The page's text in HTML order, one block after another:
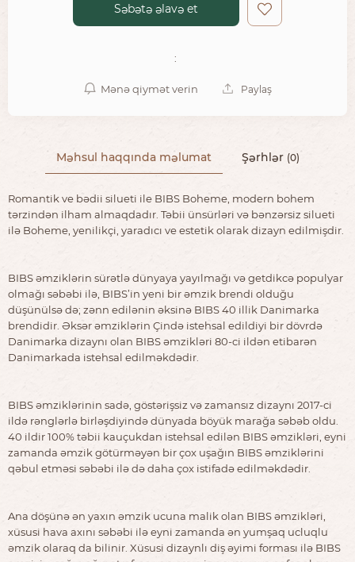
Səbətə əlavə et
:
Mənə qiymət verin Paylaş
Məhsul haqqında məlumat Şərhlər (0)
Romantik ve bədii silueti ile BIBS Boheme, modern bohem
tərzindən ilham almaqdadır. Təbii ünsürləri və bənzərsiz silueti
ilə Boheme, yenilikçi, yaradıcı ve estetik olarak dizayn edilmişdir.
BIBS əmziklərin sürətlə dünyaya yayılmağı və getdikcə populyar
olmağı səbəbi ilə, BIBS’in yeni bir əmzik brendi olduğu
düşünülsə də; zənn edilənin əksinə BIBS 40 illik Danimarka
brendidir. Əksər əmziklərin Çində istehsal edildiyi bir dövrdə
Danimarka dizaynı olan BIBS əmzikləri 80-ci ildən etibarən
Danimarkada istehsal edilməkdədir.
BIBS əmziklərinin sadə, göstərişsiz və zamansız dizaynı 2017-ci
ildə rənglərlə birləşdiyində dünyada böyük marağa səbəb oldu.
40 ildir 100% təbii kauçukdan istehsal edilən BIBS əmzikləri, eyni
zamanda əmzik götürməyən bir çox uşağın BIBS əmziklərini
qəbul etməsi səbəbi ilə də daha çox istifadə edilməkdədir.
Ana döşünə ən yaxın əmzik ucuna malik olan BIBS əmzikləri,
xüsusi hava axını səbəbi ilə eyni zamanda ən yumşaq ucluqlu
əmzik olaraq da bilinir. Xüsusi dizaynlı diş əyimi forması ilə BIBS